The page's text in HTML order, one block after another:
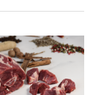
שייטל
"חי